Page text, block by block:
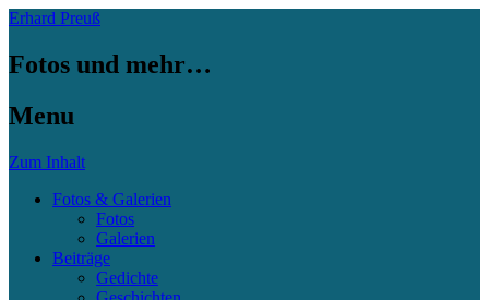
Erhard Preuß
Fotos und mehr…
Menu
Zum Inhalt
Fotos & Galerien
Fotos
Galerien
Beiträge
Gedichte